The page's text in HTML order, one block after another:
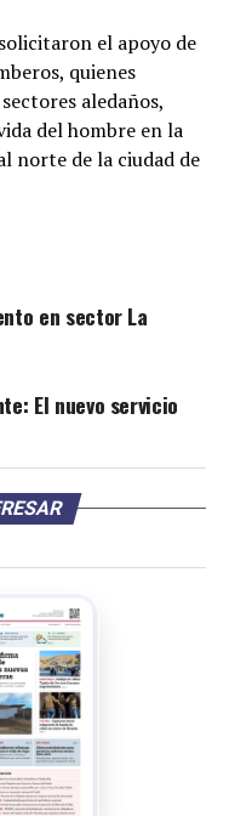
el apoyo de
quienes
aledaños,
del hombre en la
norte de la ciudad de
en sector La
El nuevo servicio